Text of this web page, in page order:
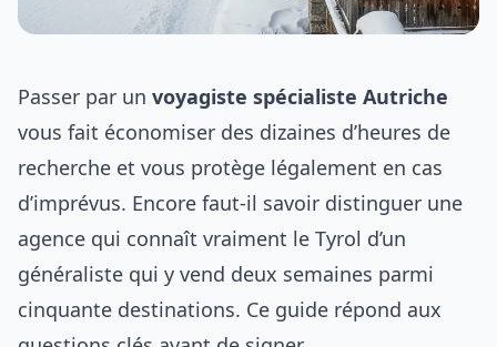
Passer par un voyagiste spécialiste Autriche
vous fait économiser des dizaines d’heures de
recherche et vous protège légalement en cas
d’imprévus. Encore faut-il savoir distinguer une
agence qui connaît vraiment le Tyrol d’un
généraliste qui y vend deux semaines parmi
cinquante destinations. Ce guide répond aux